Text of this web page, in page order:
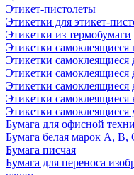
Этикет-пистолеты
Этикетки для этикет-
Этикетки из термобумаги
Этикетки самоклеящиеся
Этикетки самоклеящиеся
Этикетки самоклеящиеся
Этикетки самоклеящиеся
Этикетки самоклеящиеся
Этикетки самоклеящиеся
Бумага для офисной
Бумага белая марок А, В,
Бумага писчая
Бумага для переноса